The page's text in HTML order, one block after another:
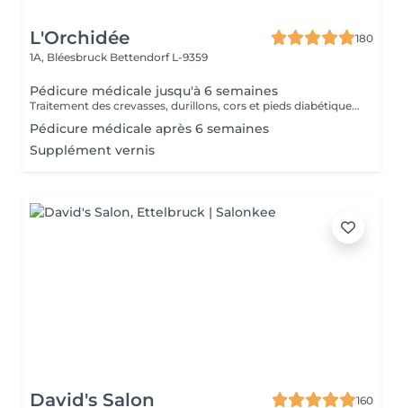
L'Orchidée
180
1A, Bléesbruck Bettendorf L-9359
Pédicure médicale jusqu'à 6 semaines
Traitement des crevasses, durillons, cors et pieds diabétiques, correction des ongles incarnés. Les pieds sont les piliers du corps humain, prenons-en soin !
Pédicure médicale après 6 semaines
Supplément vernis
David's Salon
160